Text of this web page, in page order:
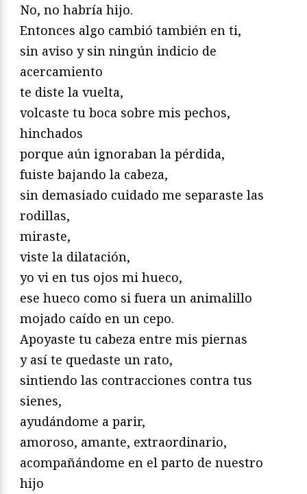
No, no habría hijo.
Entonces algo cambió también en ti,
sin aviso y sin ningún indicio de
acercamiento
te diste la vuelta,
volcaste tu boca sobre mis pechos,
hinchados
porque aún ignoraban la pérdida,
fuiste bajando la cabeza,
sin demasiado cuidado me separaste las
rodillas,
miraste,
viste la dilatación,
yo vi en tus ojos mi hueco,
ese hueco como si fuera un animalillo
mojado caído en un cepo.
Apoyaste tu cabeza entre mis piernas
y así te quedaste un rato,
sintiendo las contracciones contra tus
sienes,
ayudándome a parir,
amoroso, amante, extraordinario,
acompañándome en el parto de nuestro
hijo